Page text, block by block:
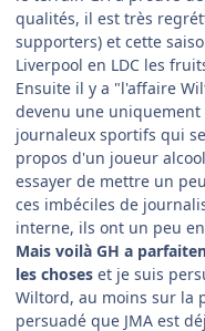
qualités, il est très
supporters) et cette
Liverpool en LDC les
Ensuite il y a "l'affaire
devenu une uniquement
journaleux sportifs qui
propos d'un joueur
essayer de mettre un
ces imbéciles de
interne, ils ont un peu
Mais voilà GH a
les choses et je suis
Wiltord, au moins sur la
persuadé que JMA est